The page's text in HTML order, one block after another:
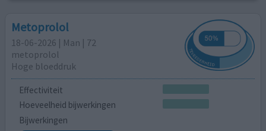
Metoprolol
18-06-2026 | Man | 72
metoprolol
Hoge bloeddruk
Effectiviteit
Hoeveelheid bijwerkingen
Bijwerkingen